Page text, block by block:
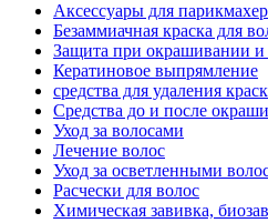
Аксессуары для
Безаммиачная краска для
Защита при окрашивании и
Кератиновое выпрямление
средства для удаления
Средства до и после
Уход за волосами
Лечение волос
Уход за осветленными
Расчески для волос
Химическая завивка,